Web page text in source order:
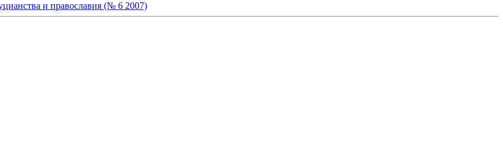
и православия (№ 6 2007)